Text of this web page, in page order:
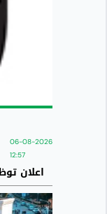
06-08-2026
12:57
اعلان